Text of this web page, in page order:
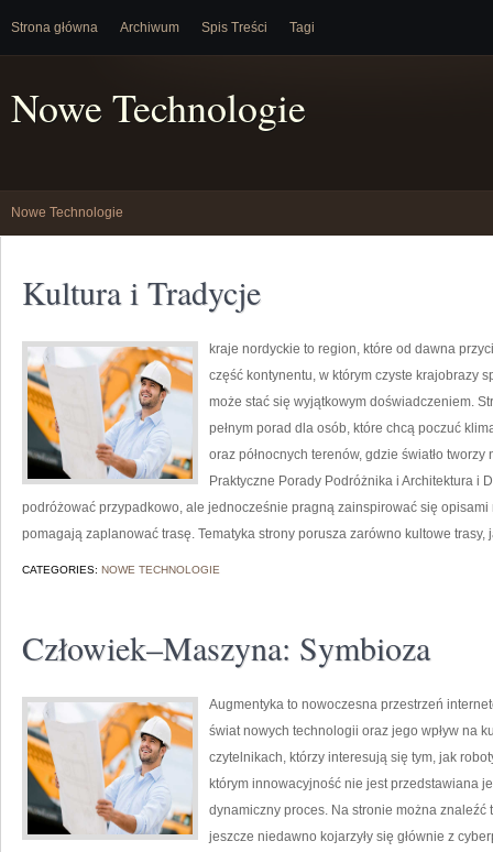
Strona główna Archiwum Spis Treści Tagi
Nowe Technologie
Nowe Technologie
Kultura i Tradycje
kraje nordyckie to region, które od dawna
część kontynentu, w którym czyste krajobrazy
może stać się wyjątkowym doświadczeniem.
pełnym porad dla osób, które chcą poczuć
oraz północnych terenów, gdzie światło
Praktyczne Porady Podróżnika i Architektura i
podróżować przypadkowo, ale jednocześnie pragną zainspirować się
pomagają zaplanować trasę. Tematyka strony porusza zarówno kultowe trasy,
CATEGORIES: NOWE TECHNOLOGIE
Człowiek–Maszyna: Symbioza
Augmentyka to nowoczesna przestrzeń
świat nowych technologii oraz jego wpływ na
czytelnikach, którzy interesują się tym, jak
którym innowacyjność nie jest przedstawiana
dynamiczny proces. Na stronie można
jeszcze niedawno kojarzyły się głównie z